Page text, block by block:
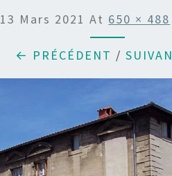
13 Mars 2021 At 650 × 488
← PRÉCÉDENT /